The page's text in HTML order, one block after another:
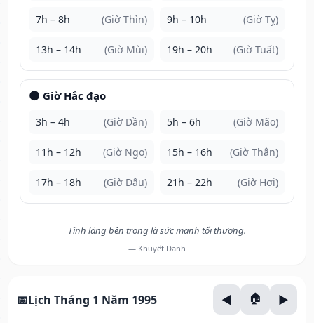
7h – 8h (Giờ Thìn) 9h – 10h (Giờ Tỵ)
13h – 14h (Giờ Mùi) 19h – 20h (Giờ Tuất)
🌑 Giờ Hắc đạo
3h – 4h (Giờ Dần) 5h – 6h (Giờ Mão)
11h – 12h (Giờ Ngọ) 15h – 16h (Giờ Thân)
17h – 18h (Giờ Dậu) 21h – 22h (Giờ Hợi)
Tĩnh lặng bên trong là sức mạnh tối thượng.
— Khuyết Danh
Lịch Tháng 1 Năm 1995